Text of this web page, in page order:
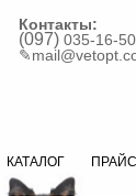
Контакты:
(097) 035-16-50
✎
КАТАЛОГ ПРАЙС